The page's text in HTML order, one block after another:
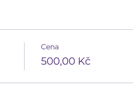
Cena
500,00 Kč